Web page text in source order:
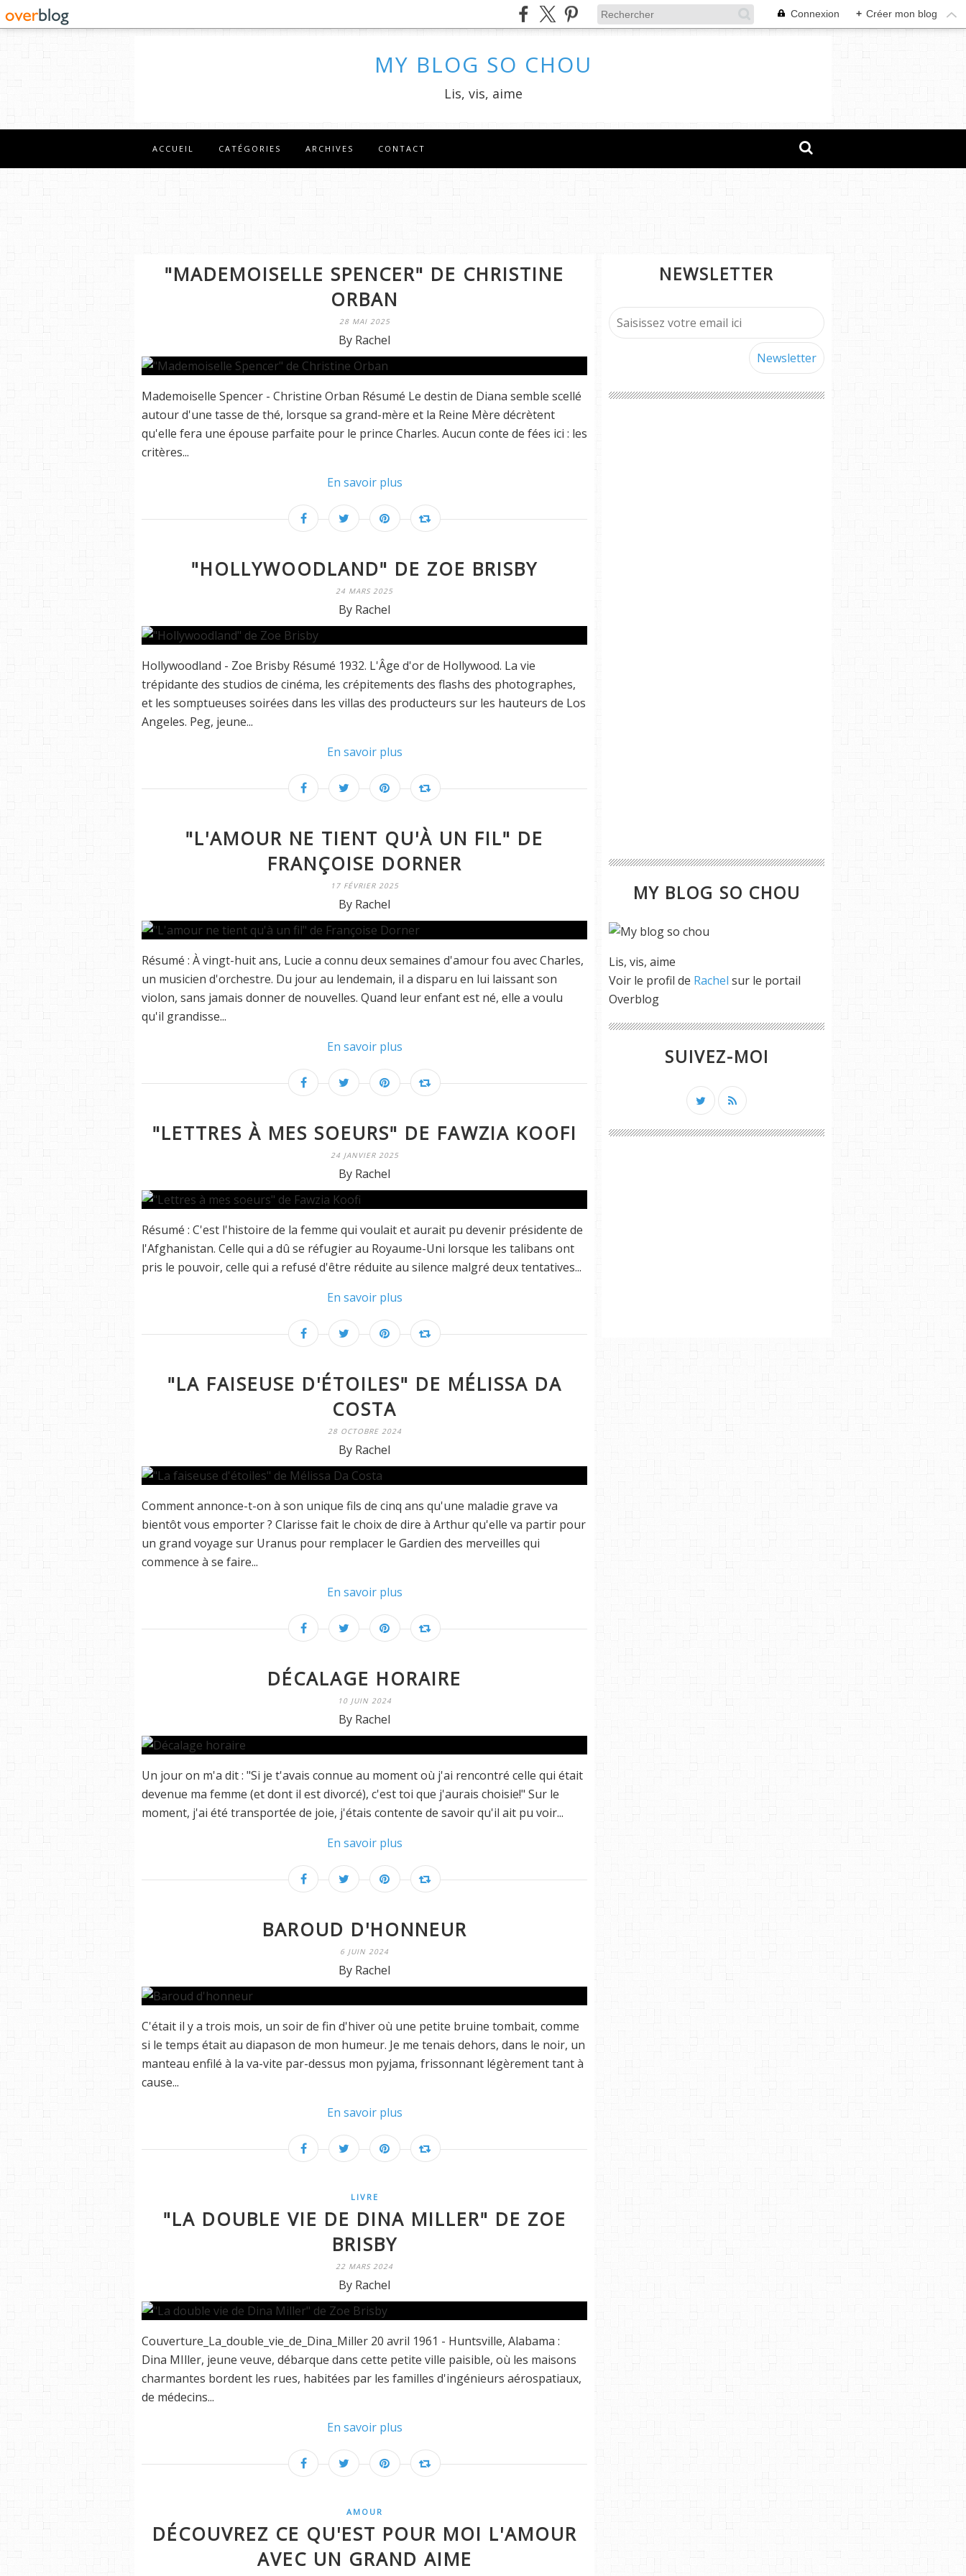
Connexion + Créer mon blog
MY BLOG SO CHOU
Lis, vis, aime
ACCUEIL CATÉGORIES ARCHIVES CONTACT
"MADEMOISELLE SPENCER" DE CHRISTINE
ORBAN
28 MAI 2025
By Rachel
Mademoiselle Spencer - Christine Orban Résumé Le destin de Diana semble scellé
autour d'une tasse de thé, lorsque sa grand-mère et la Reine Mère décrètent
qu'elle fera une épouse parfaite pour le prince Charles. Aucun conte de fées ici : les
critères...
En savoir plus
"HOLLYWOODLAND" DE ZOE BRISBY
24 MARS 2025
By Rachel
Hollywoodland - Zoe Brisby Résumé 1932. L'Âge d'or de Hollywood. La vie
trépidante des studios de cinéma, les crépitements des flashs des photographes,
et les somptueuses soirées dans les villas des producteurs sur les hauteurs de Los
Angeles. Peg, jeune...
En savoir plus
"L'AMOUR NE TIENT QU'À UN FIL" DE
FRANÇOISE DORNER
17 FÉVRIER 2025
By Rachel
Résumé : À vingt-huit ans, Lucie a connu deux semaines d'amour fou avec Charles,
un musicien d'orchestre. Du jour au lendemain, il a disparu en lui laissant son
violon, sans jamais donner de nouvelles. Quand leur enfant est né, elle a voulu
qu'il grandisse...
En savoir plus
"LETTRES À MES SOEURS" DE FAWZIA KOOFI
24 JANVIER 2025
By Rachel
Résumé : C'est l'histoire de la femme qui voulait et aurait pu devenir présidente de
l'Afghanistan. Celle qui a dû se réfugier au Royaume-Uni lorsque les talibans ont
pris le pouvoir, celle qui a refusé d'être réduite au silence malgré deux tentatives...
En savoir plus
"LA FAISEUSE D'ÉTOILES" DE MÉLISSA DA
COSTA
28 OCTOBRE 2024
By Rachel
Comment annonce-t-on à son unique fils de cinq ans qu'une maladie grave va
bientôt vous emporter ? Clarisse fait le choix de dire à Arthur qu'elle va partir pour
un grand voyage sur Uranus pour remplacer le Gardien des merveilles qui
commence à se faire...
En savoir plus
DÉCALAGE HORAIRE
10 JUIN 2024
By Rachel
Un jour on m'a dit : "Si je t'avais connue au moment où j'ai rencontré celle qui était
devenue ma femme (et dont il est divorcé), c'est toi que j'aurais choisie!" Sur le
moment, j'ai été transportée de joie, j'étais contente de savoir qu'il ait pu voir...
En savoir plus
BAROUD D'HONNEUR
6 JUIN 2024
By Rachel
C'était il y a trois mois, un soir de fin d'hiver où une petite bruine tombait, comme
si le temps était au diapason de mon humeur. Je me tenais dehors, dans le noir, un
manteau enfilé à la va-vite par-dessus mon pyjama, frissonnant légèrement tant à
cause...
En savoir plus
LIVRE
"LA DOUBLE VIE DE DINA MILLER" DE ZOE
BRISBY
22 MARS 2024
By Rachel
Couverture_La_double_vie_de_Dina_Miller 20 avril 1961 - Huntsville, Alabama :
Dina MIller, jeune veuve, débarque dans cette petite ville paisible, où les maisons
charmantes bordent les rues, habitées par les familles d'ingénieurs aérospatiaux,
de médecins...
En savoir plus
AMOUR
DÉCOUVREZ CE QU'EST POUR MOI L'AMOUR
AVEC UN GRAND AIME
NEWSLETTER
MY BLOG SO CHOU
Lis, vis, aime
Voir le profil de Rachel sur le portail
Overblog
SUIVEZ-MOI